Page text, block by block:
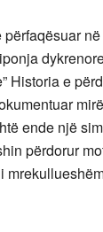
Historia e
ende një
përdorur